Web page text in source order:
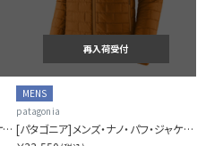
[パタゴニア]メンズ・ナノ・パフ・ジャケット
再入荷受付
MENS
patagonia
[パタゴニア]メンズ・ナノ・パフ・ジャケット